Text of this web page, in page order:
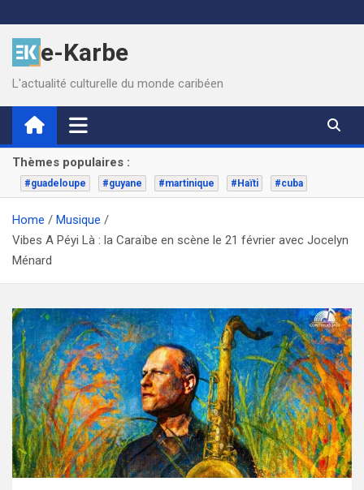
to
contente-Karbe
L'actualité culturelle du monde caribéen
Thèmes populaires :
#guadeloupe #guyane #martinique #Haïti #cuba
Home
Musique
Vibes A Péyi Là : la Caraïbe en scène le 21 février avec Jocelyn
Ménard